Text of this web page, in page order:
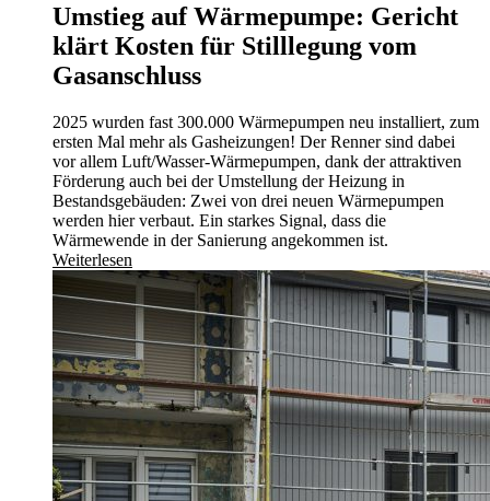
Umstieg auf Wärmepumpe: Gericht
klärt Kosten für Stilllegung vom
Gasanschluss
2025 wurden fast 300.000 Wärmepumpen neu installiert, zum
ersten Mal mehr als Gasheizungen! Der Renner sind dabei
vor allem Luft/Wasser-Wärmepumpen, dank der attraktiven
Förderung auch bei der Umstellung der Heizung in
Bestandsgebäuden: Zwei von drei neuen Wärmepumpen
werden hier verbaut. Ein starkes Signal, dass die
Wärmewende in der Sanierung angekommen ist.
Weiterlesen